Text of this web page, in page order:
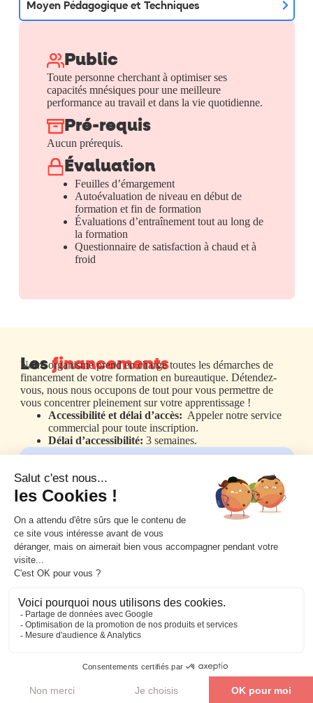
Moyen Pédagogique et Techniques
Public
Toute personne cherchant à optimiser ses
capacités mnésiques pour une meilleure
performance au travail et dans la vie quotidienne.
Pré-requis
Aucun prérequis.
Évaluation
Feuilles d’émargement
Autoévaluation de niveau en début de
formation et fin de formation
Évaluations d’entraînement tout au long de
la formation
Questionnaire de satisfaction à chaud et à
froid
Lesfinancements
Notre organisme prend en charge toutes les démarches de
financement de votre formation en bureautique. Détendez-
vous, nous nous occupons de tout pour vous permettre de
vous concentrer pleinement sur votre apprentissage !
Accessibilité et délai d’accès: Appeler notre service
commercial pour toute inscription.
Délai d’accessibilité: 3 semaines.
CPF
Financez votre formation via le CPF ! Nous vous
aidons à gérer toutes les formalités.
En savoir plus
OPCO
simplifions toutes les démarches pour vous!